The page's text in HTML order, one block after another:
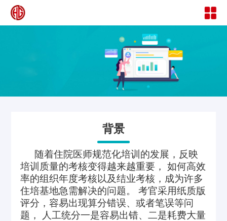
背景
随着住院医师规范化培训的发展，反映
培训质量的考核变得越来越重要， 如何高效
率的组织年度考核以及结业考核，成为许多
住培基地急需解决的问题。 考官采用纸质版
评分，容易出现算分错误、或者笔误等问
题， 人工统分一是容易出错、二是耗费大量